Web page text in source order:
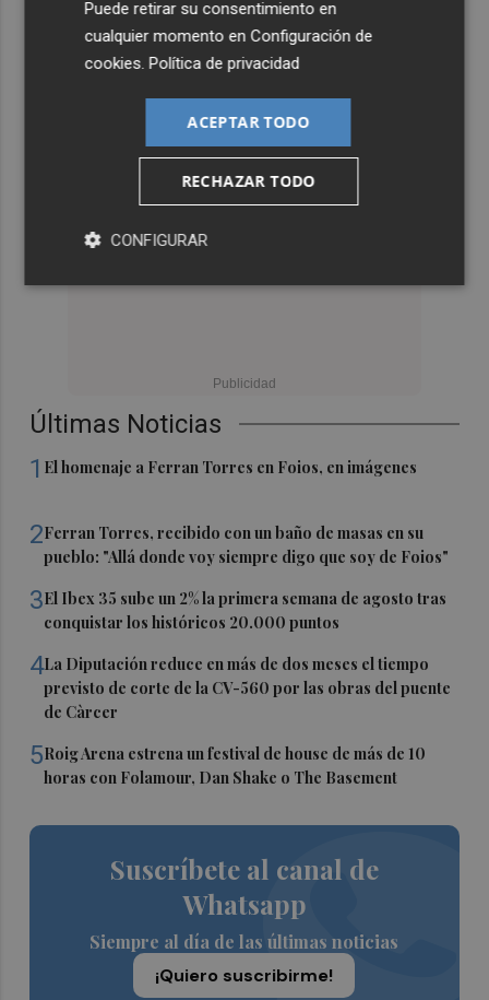
Últimas Noticias
1 El homenaje a Ferran Torres en Foios, en imágenes
2Ferran Torres, recibido con un baño de masas en su
pueblo: "Allá donde voy siempre digo que soy de Foios"
3El Ibex 35 sube un 2% la primera semana de agosto tras
conquistar los históricos 20.000 puntos
4La Diputación reduce en más de dos meses el tiempo
previsto de corte de la CV-560 por las obras del puente
de Càrcer
5Roig Arena estrena un festival de house de más de 10
horas con Folamour, Dan Shake o The Basement
Suscríbete al canal de
Whatsapp
Siempre al día de las últimas noticias
¡Quiero suscribirme!
Puede retirar su consentimiento en
cualquier momento enConfiguración de
cookies.Política de privacidad
ACEPTAR TODO
RECHAZAR TODO
CONFIGURAR